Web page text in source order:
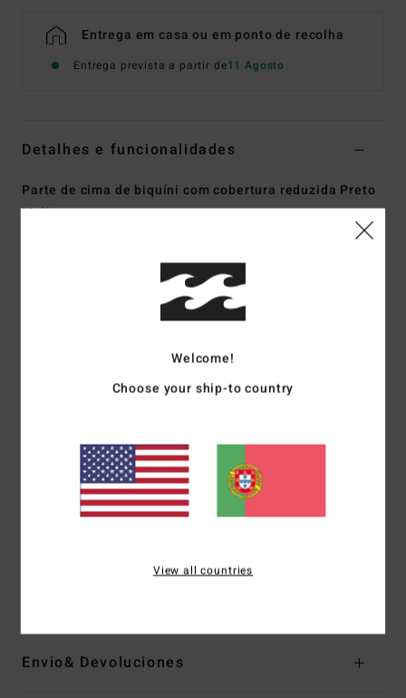
Entrega em casa ou em ponto de recolha
Entrega prevista a partir de11 Agosto
Detalhes e funcionalidades
Parte de cima de biquíni com cobertura reduzida Preto
Mulher
Coleção La Isla
Hike
Cintura:Média
Perna:Perna muito cavada
Fecho:Fecho de laço lateral
[Tecido principal] 96% nylon reciclado, 4%
Envio& Devoluciones
Welcome!
Choose your ship-to country
View all countries